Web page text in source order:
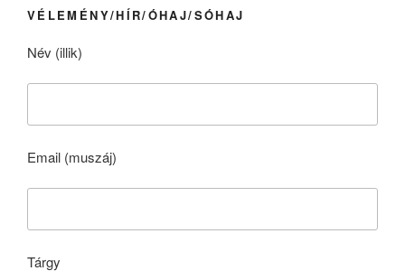
VÉLEMÉNY/HÍR/ÓHAJ/SÓHAJ
Név (illik)
Email (muszáj)
Tárgy